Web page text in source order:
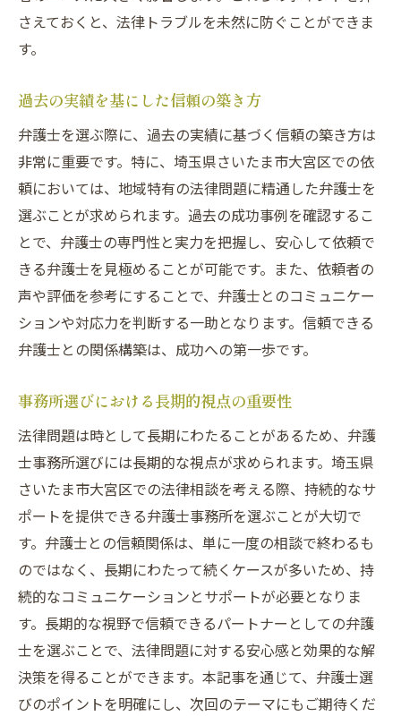
さえておくと、法律トラブルを未然に防ぐことができま
す。
過去の実績を基にした信頼の築き方
弁護士を選ぶ際に、過去の実績に基づく信頼の築き方は
非常に重要です。特に、埼玉県さいたま市大宮区での依
頼においては、地域特有の法律問題に精通した弁護士を
選ぶことが求められます。過去の成功事例を確認するこ
とで、弁護士の専門性と実力を把握し、安心して依頼で
きる弁護士を見極めることが可能です。また、依頼者の
声や評価を参考にすることで、弁護士とのコミュニケー
ションや対応力を判断する一助となります。信頼できる
弁護士との関係構築は、成功への第一歩です。
事務所選びにおける長期的視点の重要性
法律問題は時として長期にわたることがあるため、弁護
士事務所選びには長期的な視点が求められます。埼玉県
さいたま市大宮区での法律相談を考える際、持続的なサ
ポートを提供できる弁護士事務所を選ぶことが大切で
す。弁護士との信頼関係は、単に一度の相談で終わるも
のではなく、長期にわたって続くケースが多いため、持
続的なコミュニケーションとサポートが必要となりま
す。長期的な視野で信頼できるパートナーとしての弁護
士を選ぶことで、法律問題に対する安心感と効果的な解
決策を得ることができます。本記事を通じて、弁護士選
びのポイントを明確にし、次回のテーマにもご期待くだ